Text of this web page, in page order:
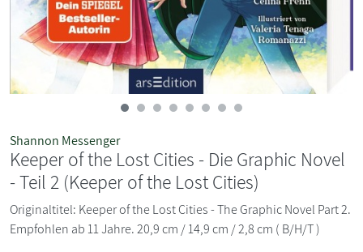
Shannon Messenger
Keeper of the Lost Cities - Die Graphic Novel
- Teil 2 (Keeper of the Lost Cities)
Originaltitel: Keeper of the Lost Cities - The Graphic Novel Part 2.
Empfohlen ab 11 Jahre. 20,9 cm / 14,9 cm / 2,8 cm ( B/H/T )